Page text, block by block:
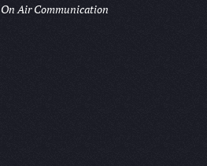
On Air Communication